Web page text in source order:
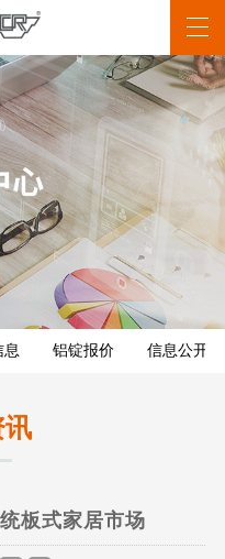
息 铝锭报价 信息公开
讯
板式家居市场